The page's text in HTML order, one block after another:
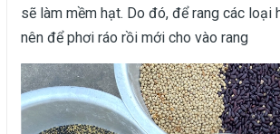
sẽ làm mềm hạt. Do đó, để rang các loại
nên để phơi ráo rồi mới cho vào rang